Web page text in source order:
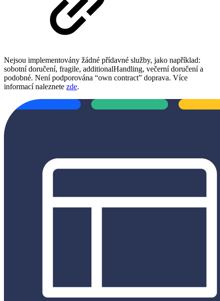
Nejsou implementovány žádné přídavné služby, jako například:
sobotní doručení, fragile, additionalHandling, večerní doručení a
podobné. Není podporována “own contract” doprava. Více
informací naleznete zde.